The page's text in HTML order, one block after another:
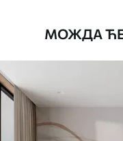
Доступни материјали
МОЖДА ЋЕ